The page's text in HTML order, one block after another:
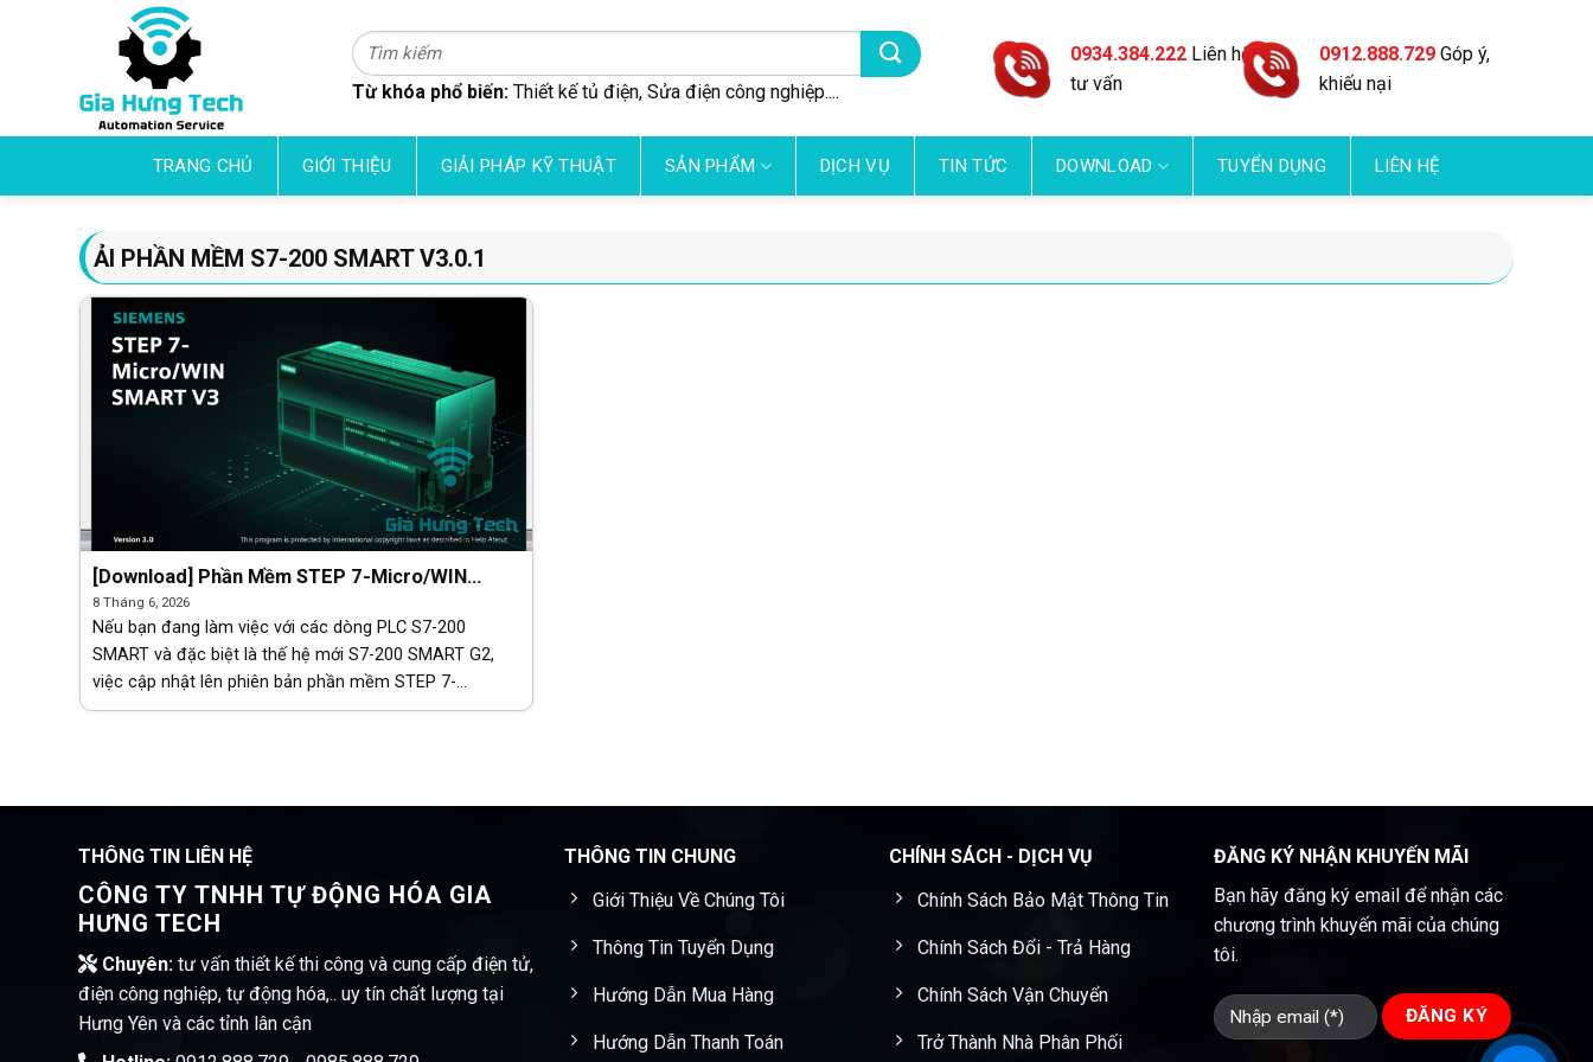
Tìm
kiếm:
Từ khóa phổ biến: Thiết kế tủ điện, Sửa điện công nghiệp....
0934.384.222 Liên hệ
tư vấn
0912.888.729 Góp ý,
khiếu nại
TRANG CHỦ GIỚI THIỆU GIẢI PHÁP KỸ THUẬT SẢN PHẨM DỊCH VỤ TIN TỨC DOWNLOAD TUYỂN DỤNG LIÊN HỆ
ẢI PHẦN MỀM S7-200 SMART V3.0.1
[Download] Phần Mềm STEP 7-Micro/WIN
SMART V3.0 & V3.0.1
8 Tháng 6, 2026
Nếu bạn đang làm việc với các dòng PLC S7-200
SMART và đặc biệt là thế hệ mới S7-200 SMART G2,
việc cập nhật lên phiên bản phần mềm STEP 7-
Micro/WIN SMART V3.0 (và bản vá V3.0.1) là điều vô [...]
THÔNG TIN LIÊN HỆ
CÔNG TY TNHH TỰ ĐỘNG HÓA GIA
HƯNG TECH
Chuyên:tư vấn thiết kế thi công và cung cấp điện tử,
điện công nghiệp, tự động hóa,.. uy tín chất lượng tại
Hưng Yên và các tỉnh lân cận
THÔNG TIN CHUNG
Giới Thiệu Về Chúng Tôi
Thông Tin Tuyển Dụng
Hướng Dẫn Mua Hàng
Hướng Dẫn Thanh Toán
CHÍNH SÁCH - DỊCH VỤ
Chính Sách Bảo Mật Thông Tin
Chính Sách Đổi - Trả Hàng
Chính Sách Vận Chuyển
Trở Thành Nhà Phân Phối
ĐĂNG KÝ NHẬN KHUYẾN MÃI
Bạn hãy đăng ký email để nhận các
chương trình khuyến mãi của chúng
tôi.